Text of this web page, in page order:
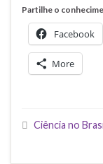
Partilhe o
Facebook
More
Ciência no